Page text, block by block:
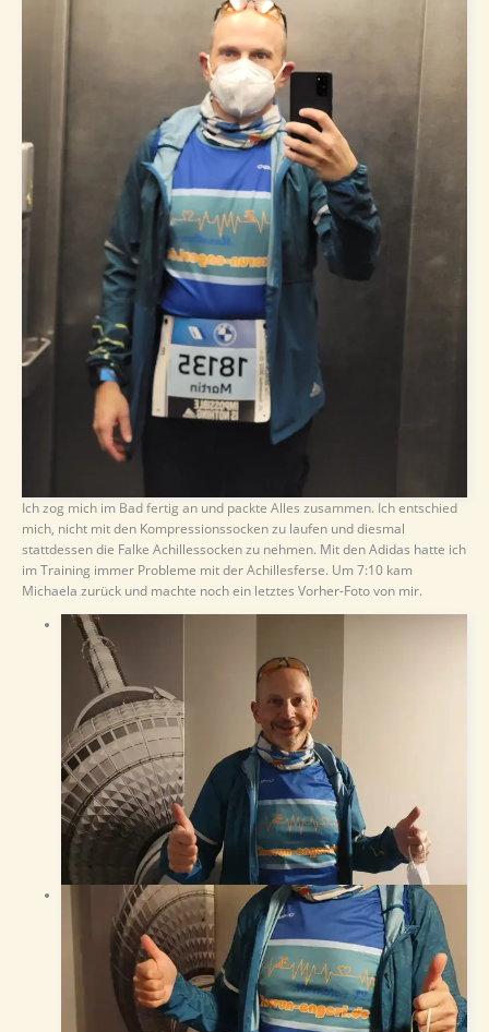
Ich zog mich im Bad fertig an und packte Alles zusammen. Ich entschied
mich, nicht mit den Kompressionssocken zu laufen und diesmal
stattdessen die Falke Achillessocken zu nehmen. Mit den Adidas hatte ich
im Training immer Probleme mit der Achillesferse. Um 7:10 kam
Michaela zurück und machte noch ein letztes Vorher-Foto von mir.